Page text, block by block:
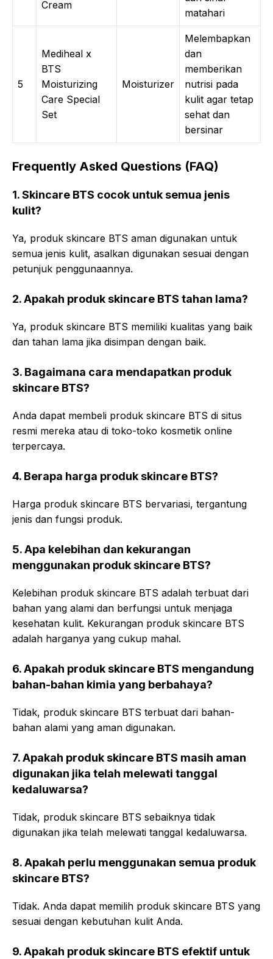
Cream
matahari
5
Mediheal x
BTS
Moisturizing
Care Special
Set
Moisturizer
Melembapkan
dan
memberikan
nutrisi pada
kulit agar tetap
sehat dan
bersinar
Frequently Asked Questions (FAQ)
1. Skincare BTS cocok untuk semua jenis
kulit?
Ya, produk skincare BTS aman digunakan untuk
semua jenis kulit, asalkan digunakan sesuai dengan
petunjuk penggunaannya.
2. Apakah produk skincare BTS tahan lama?
Ya, produk skincare BTS memiliki kualitas yang baik
dan tahan lama jika disimpan dengan baik.
3. Bagaimana cara mendapatkan produk
skincare BTS?
Anda dapat membeli produk skincare BTS di situs
resmi mereka atau di toko-toko kosmetik online
terpercaya.
4. Berapa harga produk skincare BTS?
Harga produk skincare BTS bervariasi, tergantung
jenis dan fungsi produk.
5. Apa kelebihan dan kekurangan
menggunakan produk skincare BTS?
Kelebihan produk skincare BTS adalah terbuat dari
bahan yang alami dan berfungsi untuk menjaga
kesehatan kulit. Kekurangan produk skincare BTS
adalah harganya yang cukup mahal.
6. Apakah produk skincare BTS mengandung
bahan-bahan kimia yang berbahaya?
Tidak, produk skincare BTS terbuat dari bahan-
bahan alami yang aman digunakan.
7. Apakah produk skincare BTS masih aman
digunakan jika telah melewati tanggal
kedaluwarsa?
Tidak, produk skincare BTS sebaiknya tidak
digunakan jika telah melewati tanggal kedaluwarsa.
8. Apakah perlu menggunakan semua produk
skincare BTS?
Tidak. Anda dapat memilih produk skincare BTS yang
sesuai dengan kebutuhan kulit Anda.
9. Apakah produk skincare BTS efektif untuk